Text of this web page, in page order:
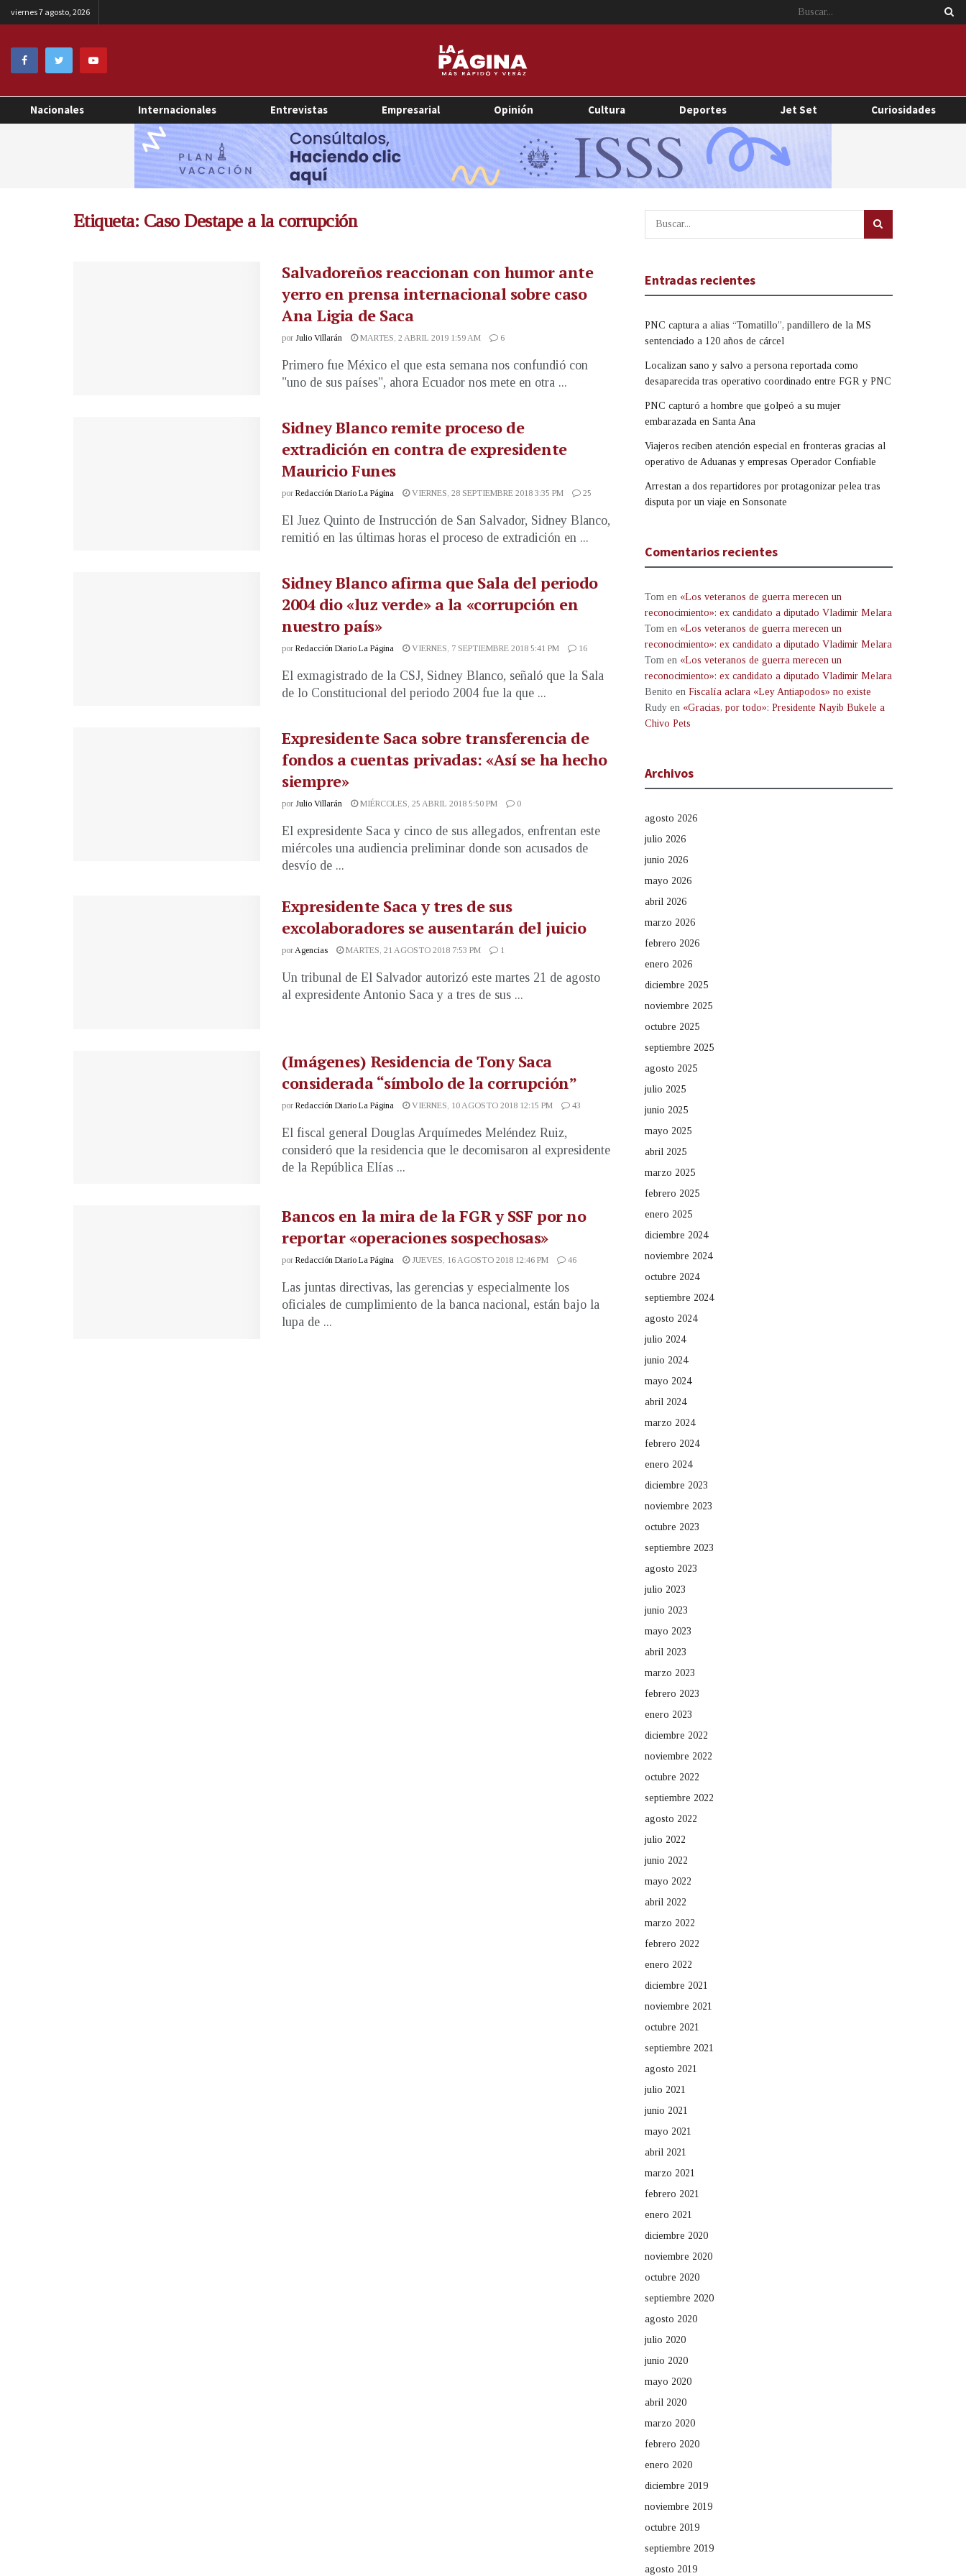
viernes 7 agosto, 2026
Nacionales Internacionales Entrevistas Empresarial Opinión Cultura Deportes Jet Set Curiosidades
Etiqueta: Caso Destape a la corrupción
Salvadoreños reaccionan con humor ante
yerro en prensa internacional sobre caso
Ana Ligia de Saca
por Julio Villarán MARTES, 2 ABRIL 2019 1:59 AM 6
Primero fue México el que esta semana nos confundió con
"uno de sus países", ahora Ecuador nos mete en otra ...
Sidney Blanco remite proceso de
extradición en contra de expresidente
Mauricio Funes
por Redacción Diario La Página VIERNES, 28 SEPTIEMBRE 2018 3:35 PM 25
El Juez Quinto de Instrucción de San Salvador, Sidney Blanco,
remitió en las últimas horas el proceso de extradición en ...
Sidney Blanco afirma que Sala del periodo
2004 dio «luz verde» a la «corrupción en
nuestro país»
por Redacción Diario La Página VIERNES, 7 SEPTIEMBRE 2018 5:41 PM 16
El exmagistrado de la CSJ, Sidney Blanco, señaló que la Sala
de lo Constitucional del periodo 2004 fue la que ...
Expresidente Saca sobre transferencia de
fondos a cuentas privadas: «Así se ha hecho
siempre»
por Julio Villarán MIÉRCOLES, 25 ABRIL 2018 5:50 PM 0
El expresidente Saca y cinco de sus allegados, enfrentan este
miércoles una audiencia preliminar donde son acusados de
desvío de ...
Expresidente Saca y tres de sus
excolaboradores se ausentarán del juicio
por Agencias MARTES, 21 AGOSTO 2018 7:53 PM 1
Un tribunal de El Salvador autorizó este martes 21 de agosto
al expresidente Antonio Saca y a tres de sus ...
(Imágenes) Residencia de Tony Saca
considerada “símbolo de la corrupción”
por Redacción Diario La Página VIERNES, 10 AGOSTO 2018 12:15 PM 43
El fiscal general Douglas Arquímedes Meléndez Ruiz,
consideró que la residencia que le decomisaron al expresidente
de la República Elías ...
Bancos en la mira de la FGR y SSF por no
reportar «operaciones sospechosas»
por Redacción Diario La Página JUEVES, 16 AGOSTO 2018 12:46 PM 46
Las juntas directivas, las gerencias y especialmente los
oficiales de cumplimiento de la banca nacional, están bajo la
lupa de ...
Entradas recientes
PNC captura a alias “Tomatillo”, pandillero de la MS
sentenciado a 120 años de cárcel
Localizan sano y salvo a persona reportada como
desaparecida tras operativo coordinado entre FGR y PNC
PNC capturó a hombre que golpeó a su mujer
embarazada en Santa Ana
Viajeros reciben atención especial en fronteras gracias al
operativo de Aduanas y empresas Operador Confiable
Arrestan a dos repartidores por protagonizar pelea tras
disputa por un viaje en Sonsonate
Comentarios recientes
Tom en «Los veteranos de guerra merecen un
reconocimiento»: ex candidato a diputado Vladimir Melara
Tom en «Los veteranos de guerra merecen un
reconocimiento»: ex candidato a diputado Vladimir Melara
Tom en «Los veteranos de guerra merecen un
reconocimiento»: ex candidato a diputado Vladimir Melara
Benito en Fiscalía aclara «Ley Antiapodos» no existe
Rudy en «Gracias, por todo»: Presidente Nayib Bukele a
Chivo Pets
Archivos
agosto 2026
julio 2026
junio 2026
mayo 2026
abril 2026
marzo 2026
febrero 2026
enero 2026
diciembre 2025
noviembre 2025
octubre 2025
septiembre 2025
agosto 2025
julio 2025
junio 2025
mayo 2025
abril 2025
marzo 2025
febrero 2025
enero 2025
diciembre 2024
noviembre 2024
octubre 2024
septiembre 2024
agosto 2024
julio 2024
junio 2024
mayo 2024
abril 2024
marzo 2024
febrero 2024
enero 2024
diciembre 2023
noviembre 2023
octubre 2023
septiembre 2023
agosto 2023
julio 2023
junio 2023
mayo 2023
abril 2023
marzo 2023
febrero 2023
enero 2023
diciembre 2022
noviembre 2022
octubre 2022
septiembre 2022
agosto 2022
julio 2022
junio 2022
mayo 2022
abril 2022
marzo 2022
febrero 2022
enero 2022
diciembre 2021
noviembre 2021
octubre 2021
septiembre 2021
agosto 2021
julio 2021
junio 2021
mayo 2021
abril 2021
marzo 2021
febrero 2021
enero 2021
diciembre 2020
noviembre 2020
octubre 2020
septiembre 2020
agosto 2020
julio 2020
junio 2020
mayo 2020
abril 2020
marzo 2020
febrero 2020
enero 2020
diciembre 2019
noviembre 2019
octubre 2019
septiembre 2019
agosto 2019